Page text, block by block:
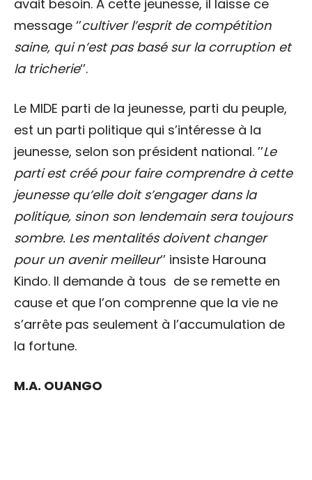
avait besoin. À cette jeunesse, il laisse ce
message ‘’cultiver l’esprit de compétition
saine, qui n’est pas basé sur la corruption et
la tricherie‘’.
Le MIDE parti de la jeunesse, parti du peuple,
est un parti politique qui s’intéresse à la
jeunesse, selon son président national. ’’Le
parti est créé pour faire comprendre à cette
jeunesse qu’elle doit s’engager dans la
politique, sinon son lendemain sera toujours
sombre. Les mentalités doivent changer
pour un avenir meilleur‘’ insiste Harouna
Kindo. Il demande à tous de se remette en
cause et que l’on comprenne que la vie ne
s’arrête pas seulement à l’accumulation de
la fortune.
M.A. OUANGO